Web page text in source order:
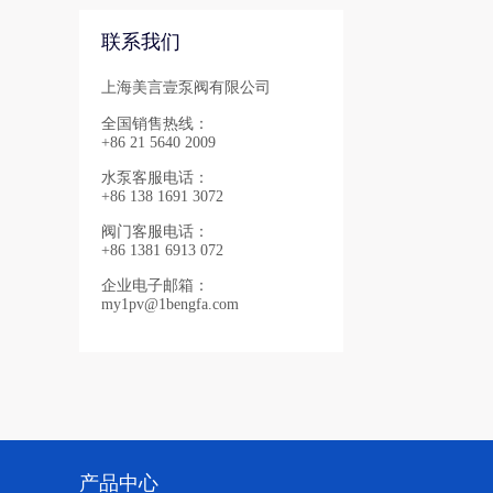
联系我们
上海美言壹泵阀有限公司
全国销售热线：
+86 21 5640 2009
水泵客服电话：
+86 138 1691 3072
阀门客服电话：
+86 1381 6913 072
企业电子邮箱：
my1pv@1bengfa.com
产品中心